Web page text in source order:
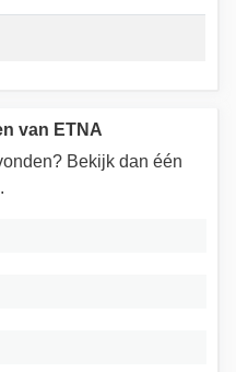
van ETNA
Bekijk dan één